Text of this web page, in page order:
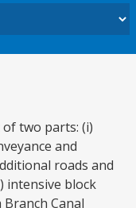
two parts: (i)
and
roads and
intensive block
Canal